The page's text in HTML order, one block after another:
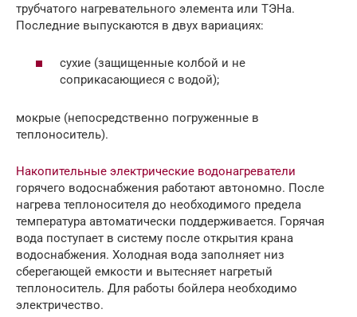
трубчатого нагревательного элемента или ТЭНа.
Последние выпускаются в двух вариациях:
сухие (защищенные колбой и не
соприкасающиеся с водой);
мокрые (непосредственно погруженные в
теплоноситель).
Накопительные электрические водонагреватели
горячего водоснабжения работают автономно. После
нагрева теплоносителя до необходимого предела
температура автоматически поддерживается. Горячая
вода поступает в систему после открытия крана
водоснабжения. Холодная вода заполняет низ
сберегающей емкости и вытесняет нагретый
теплоноситель. Для работы бойлера необходимо
электричество.